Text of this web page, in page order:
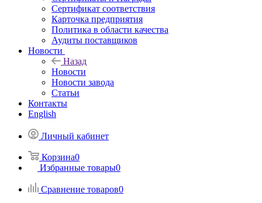
Сертификат соответствия
Карточка предприятия
Политика в области качества
Аудиты поставщиков
Новости
Назад
Новости
Новости завода
Статьи
Контакты
English
Личный кабинет
Корзина0
Избранные товары0
Сравнение товаров0